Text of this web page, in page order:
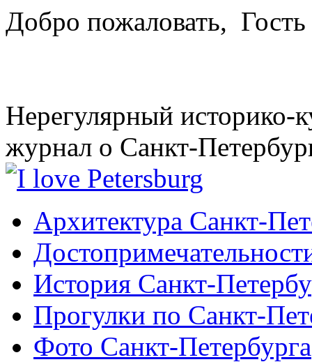
Добро пожаловать, Гость
Нерегулярный историко-
журнал о Санкт-
Архитектура Санкт-
История Санкт-
Прогулки по Санкт-
Фото Санкт-Петербурга